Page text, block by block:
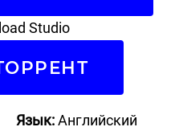
Studio
Язык:Английский